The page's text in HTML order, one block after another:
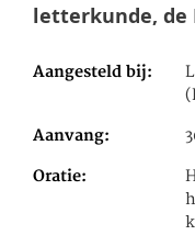
letterkunde, de
Aangesteld bij
Aanvang
Oratie